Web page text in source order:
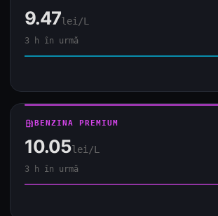
9.47lei/L
3 h în urmă
local_gas_stationBENZINA PREMIUM
10.05lei/L
3 h în urmă